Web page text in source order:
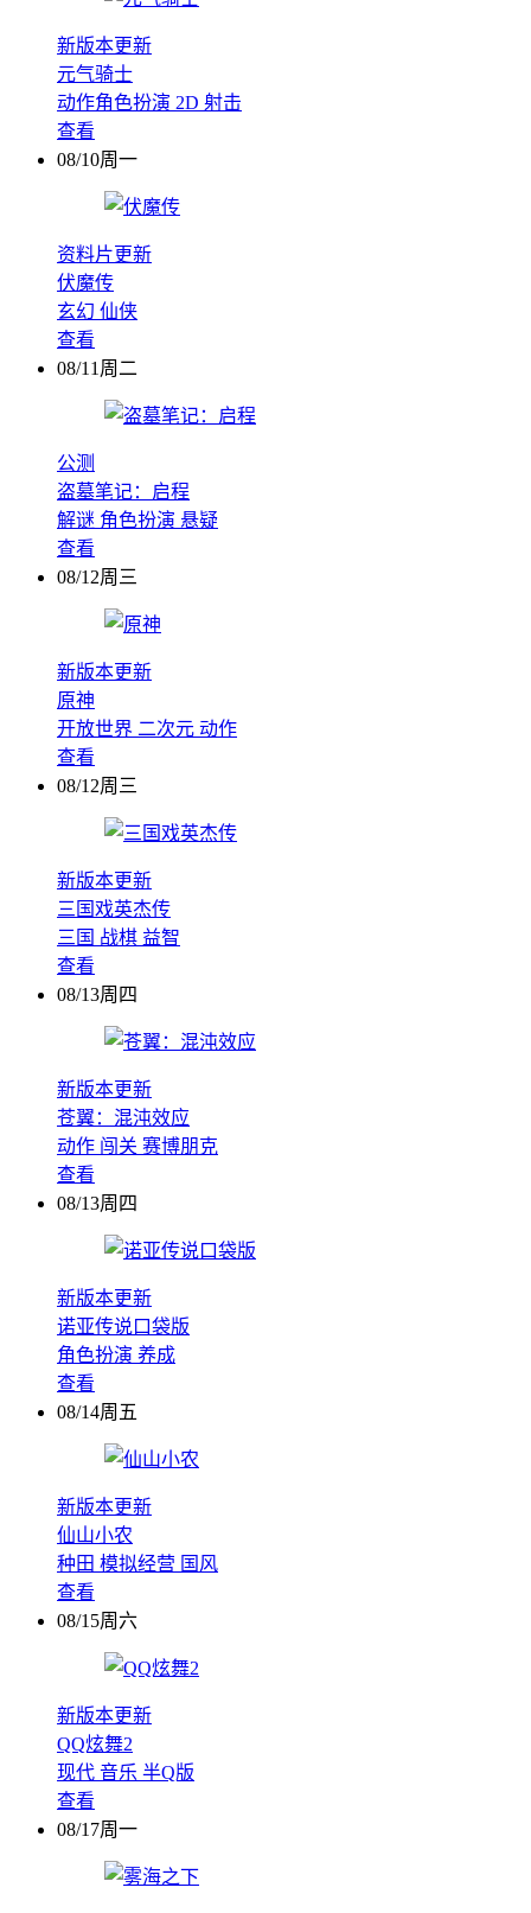
新版本更新
元气骑士
动作角色扮演 2D 射击
查看
08/10周一
资料片更新
伏魔传
玄幻 仙侠
查看
08/11周二
公测
盗墓笔记：启程
解谜 角色扮演 悬疑
查看
08/12周三
新版本更新
原神
开放世界 二次元 动作
查看
08/12周三
新版本更新
三国戏英杰传
三国 战棋 益智
查看
08/13周四
新版本更新
苍翼：混沌效应
动作 闯关 赛博朋克
查看
08/13周四
新版本更新
诺亚传说口袋版
角色扮演 养成
查看
08/14周五
新版本更新
仙山小农
种田 模拟经营 国风
查看
08/15周六
新版本更新
QQ炫舞2
现代 音乐 半Q版
查看
08/17周一